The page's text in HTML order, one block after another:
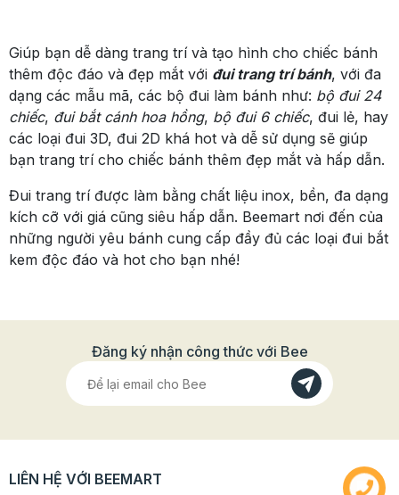
Giúp bạn dễ dàng trang trí và tạo hình cho chiếc bánh
thêm độc đáo và đẹp mắt với đui trang trí bánh, với đa
dạng các mẫu mã, các bộ đui làm bánh như: bộ đui 24
chiếc, đui bắt cánh hoa hồng, bộ đui 6 chiếc, đui lẻ, hay
các loại đui 3D, đui 2D khá hot và dễ sử dụng sẽ giúp
bạn trang trí cho chiếc bánh thêm đẹp mắt và hấp dẫn.
Đui trang trí được làm bằng chất liệu inox, bền, đa dạng
kích cỡ với giá cũng siêu hấp dẫn. Beemart nơi đến của
những người yêu bánh cung cấp đầy đủ các loại đui bắt
kem độc đáo và hot cho bạn nhé!
Đăng ký nhận công thức với Bee
LIÊN HỆ VỚI BEEMART